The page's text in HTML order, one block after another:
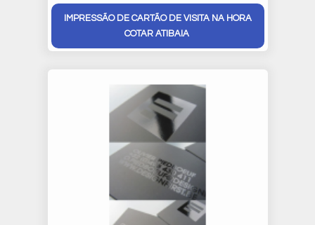
IMPRESSÃO DE CARTÃO DE VISITA NA HORA
COTAR ATIBAIA